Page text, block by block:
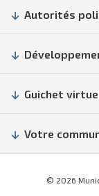
Autorités
Guichet
Votre
© 2026